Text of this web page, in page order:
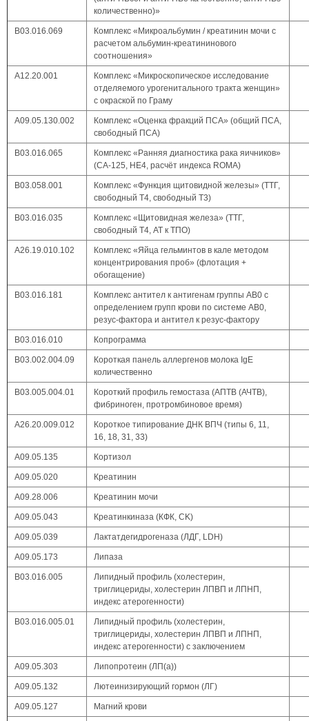
количественно)»
В03.016.069
Комплекс «Микроальбумин / креатинин мочи с
расчетом альбумин-креатининового
соотношения»
А12.20.001
Комплекс «Микроскопическое исследование
отделяемого урогенитального тракта женщин»
с окраской по Граму
А09.05.130.002
Комплекс «Оценка фракций ПСА» (общий ПСА,
свободный ПСА)
В03.016.065
Комплекс «Ранняя диагностика рака яичников»
(CA-125, HE4, расчёт индекса ROMA)
В03.058.001
Комплекс «Функция щитовидной железы» (ТТГ,
свободный Т4, свободный Т3)
В03.016.035
Комплекс «Щитовидная железа» (ТТГ,
свободный Т4, АТ к ТПО)
А26.19.010.102
Комплекс «Яйца гельминтов в кале методом
концентрирования проб» (флотация +
обогащение)
B03.016.181
Комплекс антител к антигенам группы АВ0 с
определением групп крови по системе AB0,
резус-фактора и антител к резус-фактору
В03.016.010 Копрограмма
B03.002.004.09
Короткая панель аллергенов молока IgE
количественно
B03.005.004.01
Короткий профиль гемостаза (АПТВ (АЧТВ),
фибриноген, протромбиновое время)
А26.20.009.012
Короткое типирование ДНК ВПЧ (типы 6, 11,
16, 18, 31, 33)
А09.05.135 Кортизол
А09.05.020 Креатинин
А09.28.006 Креатинин мочи
А09.05.043 Креатинкиназа (КФК, CK)
А09.05.039 Лактатдегидрогеназа (ЛДГ, LDH)
А09.05.173 Липаза
В03.016.005
Липидный профиль (холестерин,
триглицериды, холестерин ЛПВП и ЛПНП,
индекс атерогенности)
В03.016.005.01
Липидный профиль (холестерин,
триглицериды, холестерин ЛПВП и ЛПНП,
индекс атерогенности) с заключением
А09.05.303 Липопротеин (ЛП(а))
А09.05.132 Лютеинизирующий гормон (ЛГ)
А09.05.127 Магний крови